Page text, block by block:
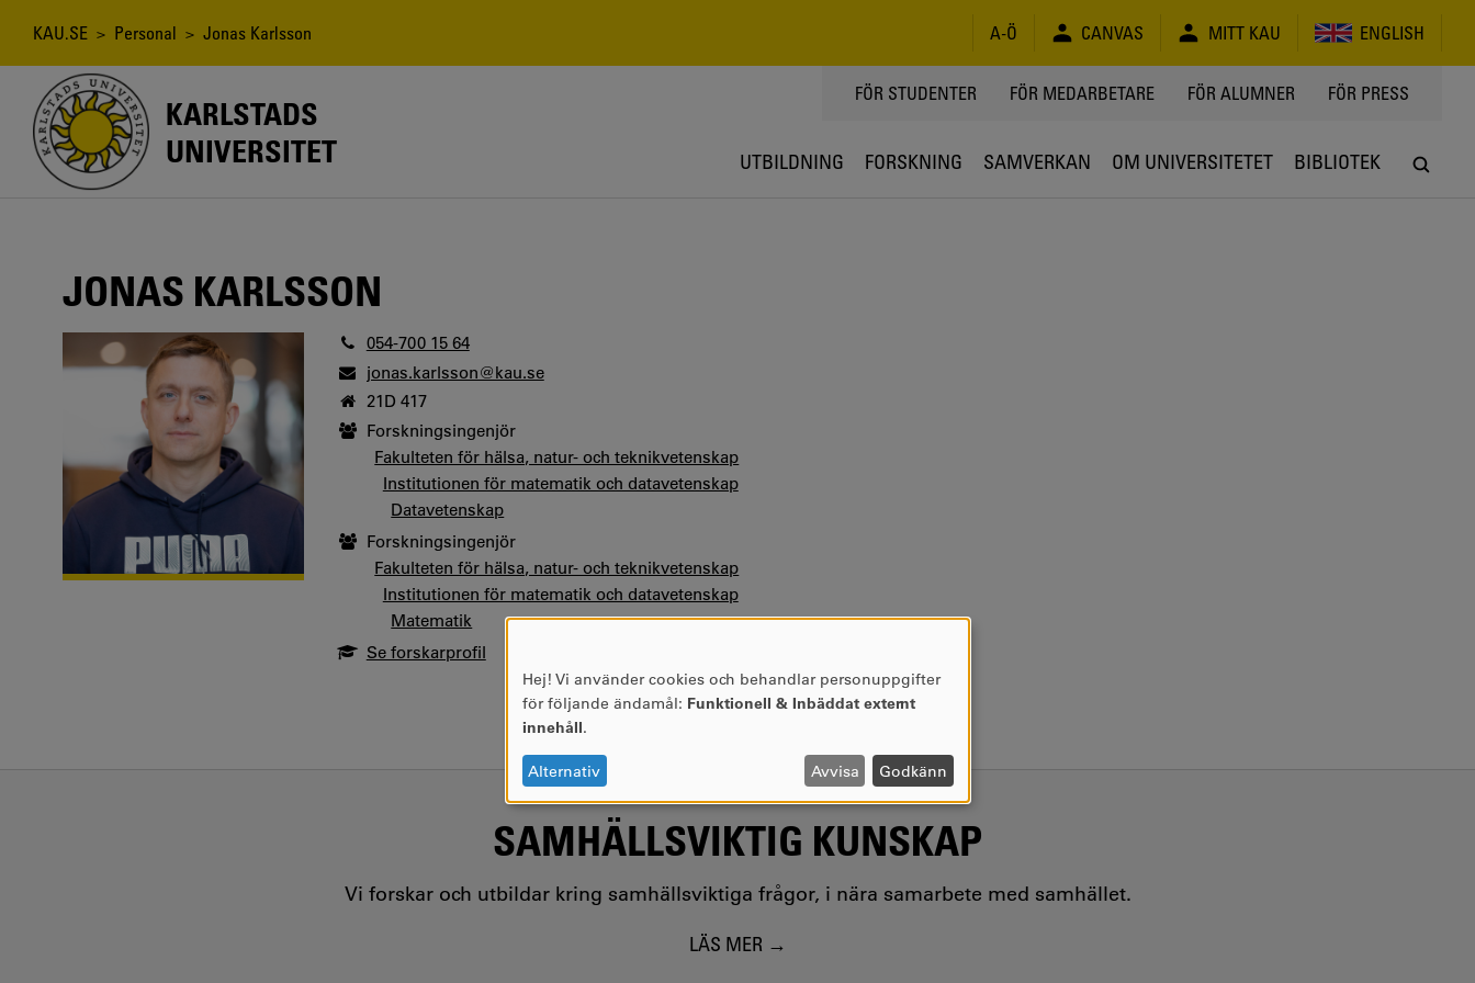
Länkstig
KAU.SE > Personal > Jonas Karlsson A-Ö CANVAS MITT KAU ENGLISH
KARLSTADS
UNIVERSITET
TOPPMENY
FÖR STUDENTER FÖR MEDARBETARE FÖR ALUMNER FÖR PRESS
UTBILDNING FORSKNING SAMVERKAN OM UNIVERSITETET BIBLIOTEK
JONAS KARLSSON
054-700 15 64
jonas.karlsson@kau.se
21D 417
Forskningsingenjör
Fakulteten för hälsa, natur- och teknikvetenskap
Institutionen för matematik och datavetenskap
Datavetenskap
Forskningsingenjör
Fakulteten för hälsa, natur- och teknikvetenskap
Institutionen för matematik och datavetenskap
Matematik
Se forskarprofil
SAMHÄLLSVIKTIG KUNSKAP
Vi forskar och utbildar kring samhällsviktiga frågor, i nära samarbete med samhället.
LÄS MER
ANVÄNDNING
AV
OCH
COOKIES
Hej! Vi använder cookies och behandlar personuppgifter
för följande ändamål: Funktionell & Inbäddat externt
innehåll.
Alternativ Avvisa Godkänn